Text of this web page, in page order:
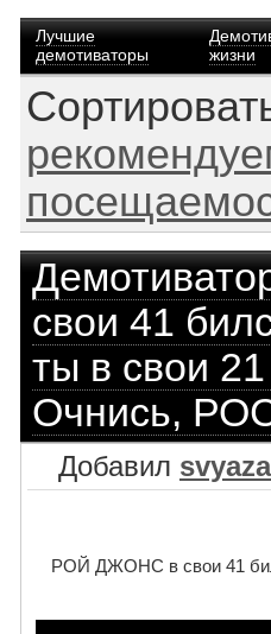
Лучшие
демотиваторы
жизни
свои 41
ты в свои
Очнись,
Добавил
РОЙ ДЖОНС в свои 41